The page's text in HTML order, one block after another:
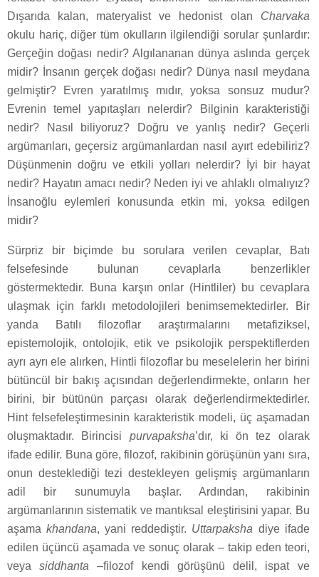
Dışarıda kalan, materyalist ve hedonist olan Charvaka
okulu hariç, diğer tüm okulların ilgilendiği sorular şunlardır:
Gerçeğin doğası nedir? Algılananan dünya aslında gerçek
midir? İnsanın gerçek doğası nedir? Dünya nasıl meydana
gelmiştir? Evren yaratılmış mıdır, yoksa sonsuz mudur?
Evrenin temel yapıtaşları nelerdir? Bilginin karakteristiği
nedir? Nasıl biliyoruz? Doğru ve yanlış nedir? Geçerli
argümanları, geçersiz argümanlardan nasıl ayırt edebiliriz?
Düşünmenin doğru ve etkili yolları nelerdir? İyi bir hayat
nedir? Hayatın amacı nedir? Neden iyi ve ahlaklı olmalıyız?
İnsanoğlu eylemleri konusunda etkin mi, yoksa edilgen
midir?
Sürpriz bir biçimde bu sorulara verilen cevaplar, Batı
felsefesinde bulunan cevaplarla benzerlikler
göstermektedir. Buna karşın onlar (Hintliler) bu cevaplara
ulaşmak için farklı metodolojileri benimsemektedirler. Bir
yanda Batılı filozoflar araştırmalarını metafiziksel,
epistemolojik, ontolojik, etik ve psikolojik perspektiflerden
ayrı ayrı ele alırken, Hintli filozoflar bu meselelerin her birini
bütüncül bir bakış açısından değerlendirmekte, onların her
birini, bir bütünün parçası olarak değerlendirmektedirler.
Hint felsefeleştirmesinin karakteristik modeli, üç aşamadan
oluşmaktadır. Birincisi purvapaksha’dır, ki ön tez olarak
ifade edilir. Buna göre, filozof, rakibinin görüşünün yanı sıra,
onun desteklediği tezi destekleyen gelişmiş argümanların
adil bir sunumuyla başlar. Ardından, rakibinin
argümanlarının sistematik ve mantıksal eleştirisini yapar. Bu
aşamakhandana, yani reddediştir. Uttarpaksha diye ifade
edilen üçüncü aşamada ve sonuç olarak – takip eden teori,
veyasiddhanta –filozof kendi görüşünü delil, ispat ve